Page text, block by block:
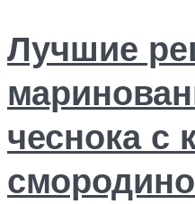
Лучшие
чеснока с